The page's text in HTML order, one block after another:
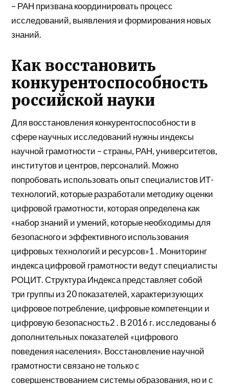
– РАН призвана координировать процесс
исследований, выявления и формирования новых
знаний.
Как восстановить
конкурентоспособность
российской науки
Для восстановления конкурентоспособности в
сфере научных исследований нужны индексы
научной грамотности – страны, РАН, университетов,
институтов и центров, персоналий. Можно
попробовать использовать опыт специалистов ИТ-
технологий, которые разработали методику оценки
цифровой грамотности, которая определена как
«набор знаний и умений, которые необходимы для
безопасного и эффективного использования
цифровых технологий и ресурсов»1 . Мониторинг
индекса цифровой грамотности ведут специалисты
РОЦИТ. Структура Индекса представляет собой
три группы из 20 показателей, характеризующих
цифровое потребление, цифровые компетенции и
цифровую безопасность2 . В 2016 г. исследованы 6
дополнительных показателей «цифрового
поведения населения». Восстановление научной
грамотности связано не только с
совершенствованием системы образования, но и с